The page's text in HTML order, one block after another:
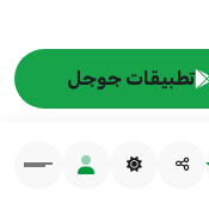
تطبيقات جوجل